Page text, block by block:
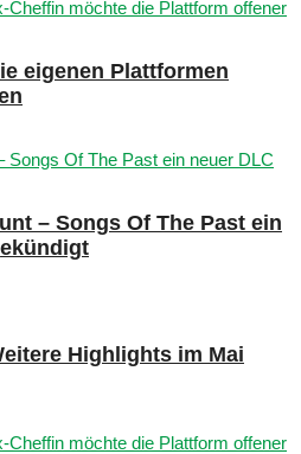
eigenen Plattformen
– Songs Of The Past ein
Highlights im Mai